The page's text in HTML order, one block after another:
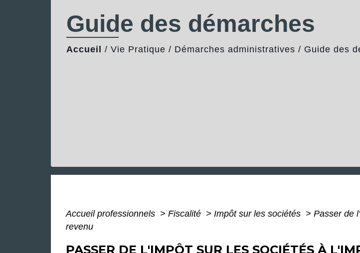
Guide des démarches
Accueil / Vie Pratique / Démarches administratives / Guide des
Accueil professionnels > Fiscalité > Impôt sur les sociétés > Passer de
revenu
PASSER DE L'IMPÔT SUR LES SOCIÉTÉS À